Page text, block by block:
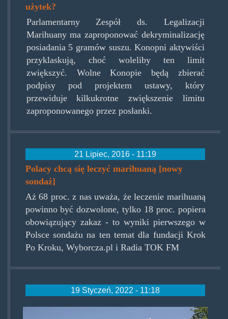
użytek?
Parlamentarny Zespół ds. Legalizacji
Marihuany ma zaproponować dekryminalizację
posiadania 5 gramów suszu. Konopni aktywiści
przyklaskują, choć woleliby ten limit
zwiększyć. Wolne Konopie będą zbierać
podpisy pod projektem ustawy, który
przewiduje kilkukrotne zwiększenie limitu
zaproponowanego przez posłanki.
21 Lipiec, 2016 - 11:19
Polacy chcą się leczyć marihuaną [nowy
sondaż]
Aż 68 proc. z nas uważa, że leczenie marihuaną
powinno być dozwolone, tylko 18 proc. popiera
obowiązujący zakaz - to wyniki pierwszego w
Polsce sondażu na ten temat dla fundacji Krok
Po Kroku, Wyborcza.pl i Radia TOK FM
19 Styczeń, 2022 - 11:18
sejm.jpg